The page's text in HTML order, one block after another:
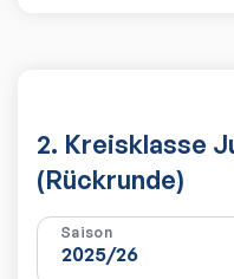
2. Kreisklasse
(Rückrunde)
Saison